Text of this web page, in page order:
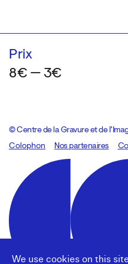
We use cookies on this
Prix
8€ — 3€
© Centre de la Gravure et de
Colophon
Design:Marcel Kaczmarek, code:
Nos partenaires